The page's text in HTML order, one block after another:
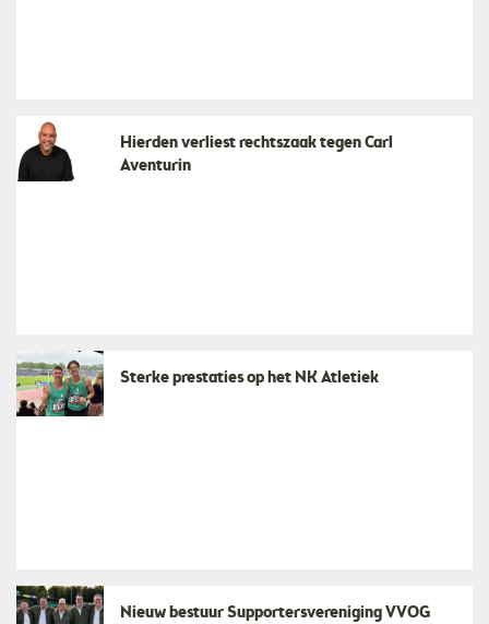
Hierden verliest rechtszaak tegen Carl
Aventurin
Sterke prestaties op het NK Atletiek
Nieuw bestuur Supportersvereniging VVOG